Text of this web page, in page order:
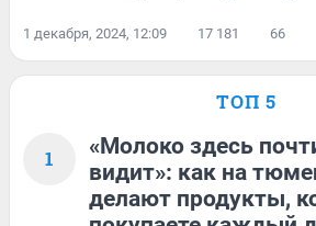
1 декабря, 2024, 12:09 17 181 66
ТОП 5
1
«Молоко здесь
видит»: как на
делают продукты,